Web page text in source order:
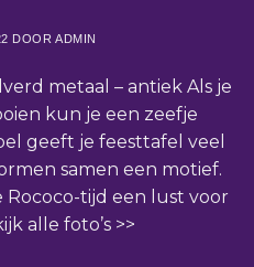
DOORADMIN
metaal – antiek Als je
kun je een zeefje
geeft je feesttafel veel
samen een motief.
tijd een lust voor
alle foto’s >>